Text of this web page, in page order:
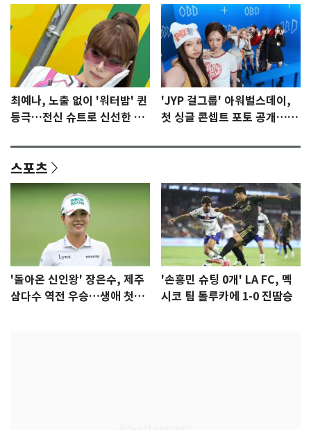
최예나, 노출 없이 '워터밤' 퀸
등극…전신 슈트로 신선한 충
'JYP 걸그룹' 아워벌스데이,
첫 싱글 콘셉트 포토 공개…청
스포츠
'돌아온 신인왕' 장은수, 제주
삼다수 역전 우승…생애 첫승
'손흥민 슈팅 0개' LA FC, 멕
시코 팀 톨루카에 1-0 진땀승